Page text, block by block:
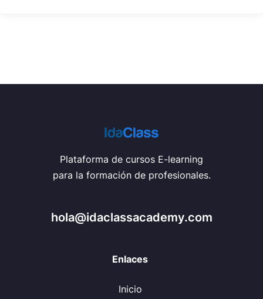
Plataforma de cursos E-learning
para la formación de profesionales.
hola@idaclassacademy.com
Enlaces
Inicio